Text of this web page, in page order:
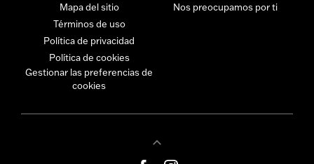
Mapa del sitio
Términos de uso
Política de privacidad
Política de cookies
Gestionar las preferencias de
cookies
Nos preocupamos por ti